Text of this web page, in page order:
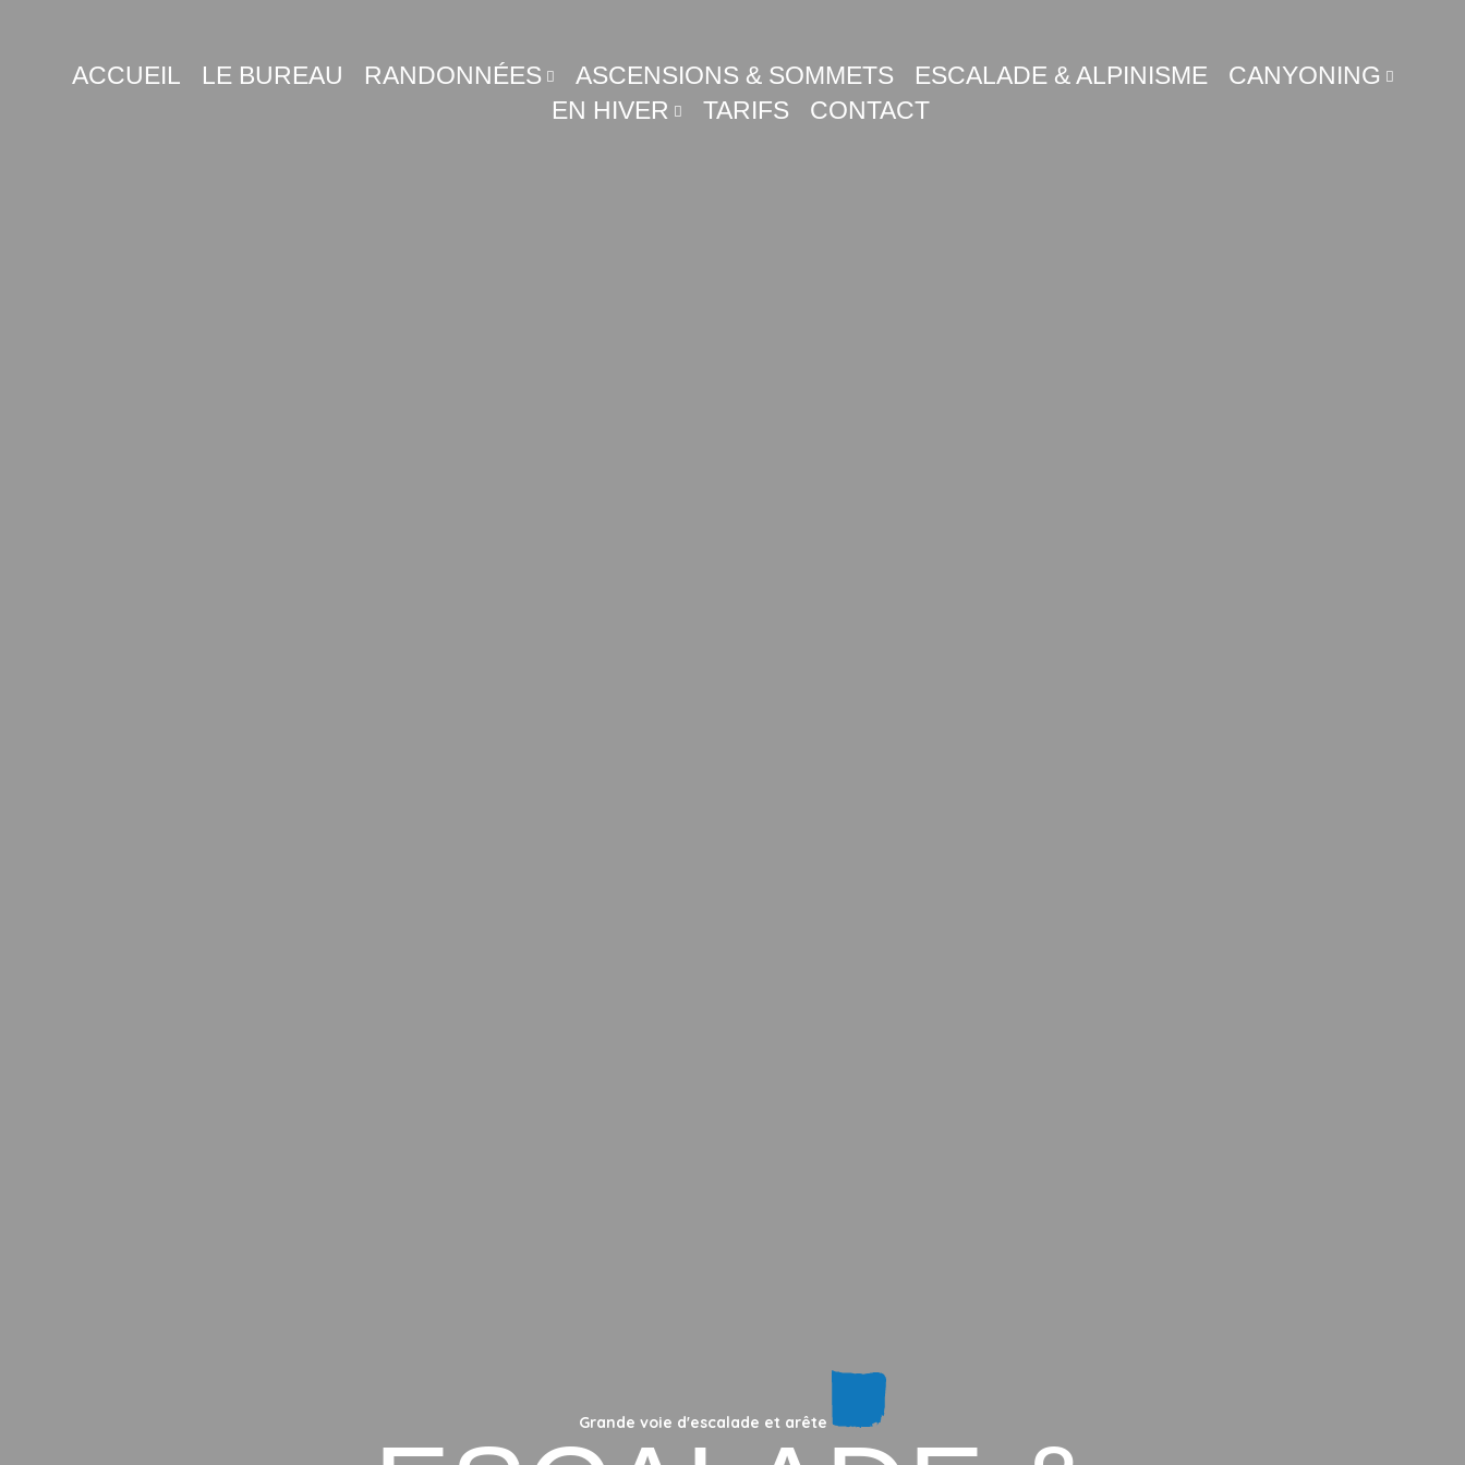
ACCUEIL LE BUREAU RANDONNÉES ASCENSIONS & SOMMETS ESCALADE & ALPINISME
CANYONING
EN HIVER
TARIFS CONTACT
Grande voie d'escalade et arête